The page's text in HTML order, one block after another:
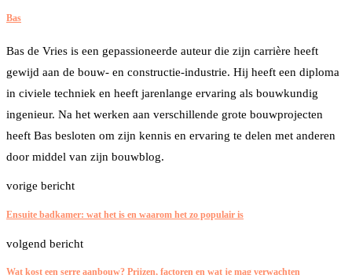
Bas
Bas de Vries is een gepassioneerde auteur die zijn carrière heeft
gewijd aan de bouw- en constructie-industrie. Hij heeft een diploma
in civiele techniek en heeft jarenlange ervaring als bouwkundig
ingenieur. Na het werken aan verschillende grote bouwprojecten
heeft Bas besloten om zijn kennis en ervaring te delen met anderen
door middel van zijn bouwblog.
vorige bericht
Ensuite badkamer: wat het is en waarom het zo populair is
volgend bericht
Wat kost een serre aanbouw? Prijzen, factoren en wat je mag verwachten